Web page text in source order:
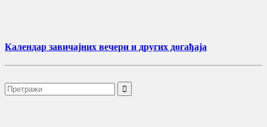
Календар завичајних вечери и других догађаја